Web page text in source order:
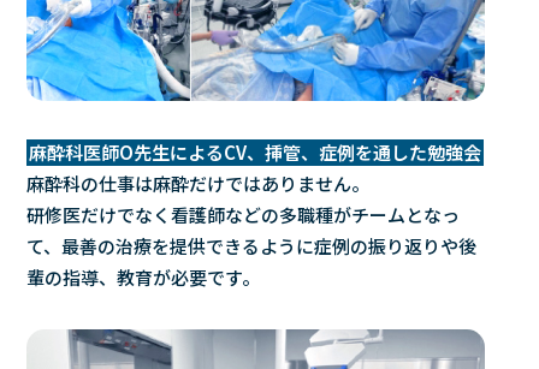
麻酔科医師O先生によるCV、挿管、症例を通した勉強会
麻酔科の仕事は麻酔だけではありません。
研修医だけでなく看護師などの多職種がチームとなっ
て、最善の治療を提供できるように症例の振り返りや後
輩の指導、教育が必要です。